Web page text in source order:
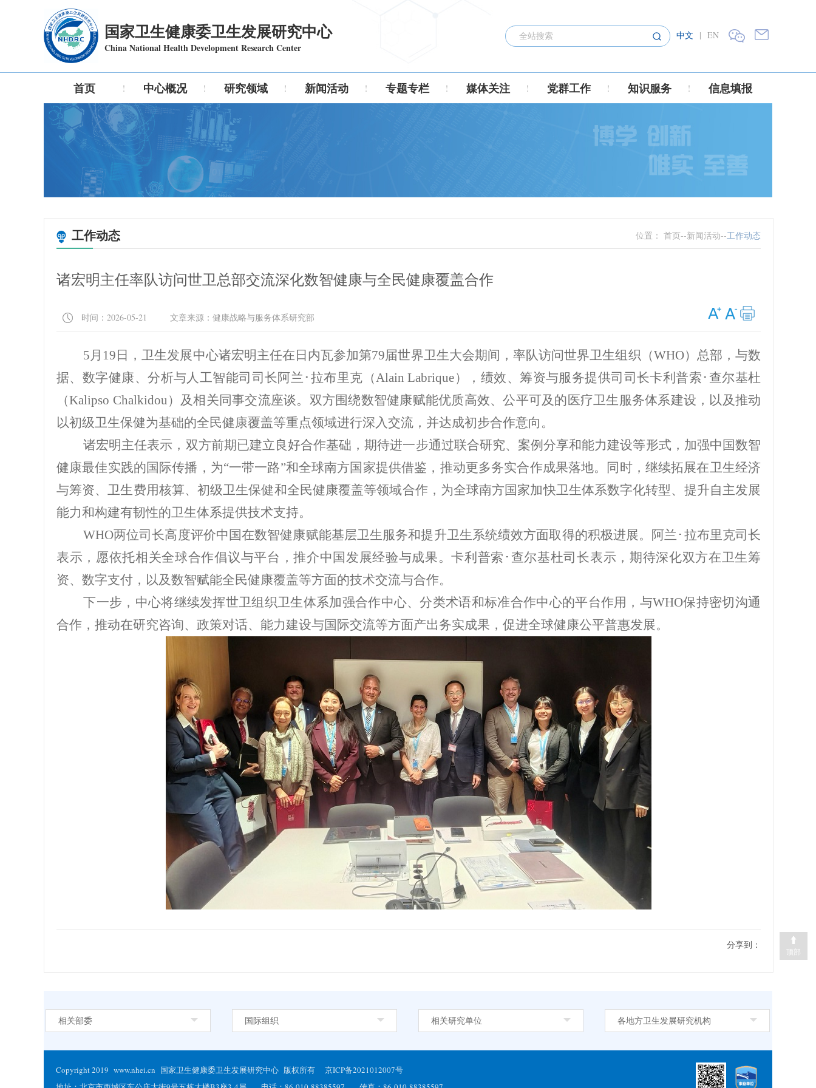
国家卫生健康委卫生发展研究中心
China National Health Development Research Center
中文 | EN
首页 中心概况 研究领域 新闻活动 专题专栏 媒体关注 党群工作 知识服务 信息填报
位置： 首页--新闻活动--工作动态
工作动态
诸宏明主任率队访问世卫总部交流深化数智健康与全民健康覆盖合作
时间：2026-05-21 文章来源：健康战略与服务体系研究部
5月19日，卫生发展中心诸宏明主任在日内瓦参加第79届世界卫生大会期间，率队访问世界卫生组织（WHO）总部，与数
据、数字健康、分析与人工智能司司长阿兰･拉布里克（Alain Labrique），绩效、筹资与服务提供司司长卡利普索･查尔基杜
（Kalipso Chalkidou）及相关同事交流座谈。双方围绕数智健康赋能优质高效、公平可及的医疗卫生服务体系建设，以及推动
以初级卫生保健为基础的全民健康覆盖等重点领域进行深入交流，并达成初步合作意向。
诸宏明主任表示，双方前期已建立良好合作基础，期待进一步通过联合研究、案例分享和能力建设等形式，加强中国数智
健康最佳实践的国际传播，为“一带一路”和全球南方国家提供借鉴，推动更多务实合作成果落地。同时，继续拓展在卫生经济
与筹资、卫生费用核算、初级卫生保健和全民健康覆盖等领域合作，为全球南方国家加快卫生体系数字化转型、提升自主发展
能力和构建有韧性的卫生体系提供技术支持。
WHO两位司长高度评价中国在数智健康赋能基层卫生服务和提升卫生系统绩效方面取得的积极进展。阿兰･拉布里克司长
表示，愿依托相关全球合作倡议与平台，推介中国发展经验与成果。卡利普索･查尔基杜司长表示，期待深化双方在卫生筹
资、数字支付，以及数智赋能全民健康覆盖等方面的技术交流与合作。
下一步，中心将继续发挥世卫组织卫生体系加强合作中心、分类术语和标准合作中心的平台作用，与WHO保持密切沟通
合作，推动在研究咨询、政策对话、能力建设与国际交流等方面产出务实成果，促进全球健康公平普惠发展。
分享到：
顶部
相关部委 国际组织 相关研究单位 各地方卫生发展研究机构
Copyright 2019 www.nhei.cn 国家卫生健康委卫生发展研究中心 版权所有 京ICP备2021012007号